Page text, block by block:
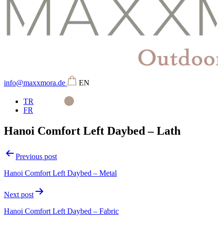
info@maxxmora.de EN
TR
FR
Hanoi Comfort Left Daybed – Lath
Beitragsnavigation
Previous post
Hanoi Comfort Left Daybed – Metal
Next post
Hanoi Comfort Left Daybed – Fabric